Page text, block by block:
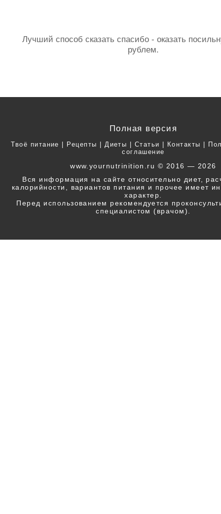
Лучший способ сказать спасибо - оказать
рублем.
Полная версия
Твоё питание | Рецепты | Диеты | Статьи | Контакты |
соглашение
www.yournutrinition.ru © 2016 — 2026
Вся информация на сайте относительно диет,
калорийности, вариантов питания и прочее имеет
характер.
Перед использованием рекомендуется
специалистом (врачом).